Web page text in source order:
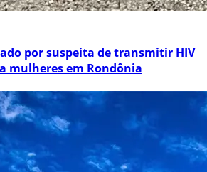
por suspeita de transmitir HIV
mulheres em Rondônia